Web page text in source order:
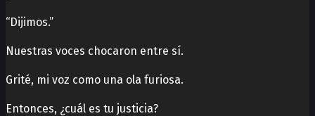
“Dijimos.”
Nuestras voces chocaron entre sí.
Grité, mi voz como una ola furiosa.
Entonces, ¿cuál es tu justicia?